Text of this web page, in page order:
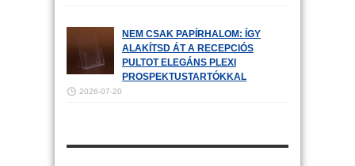
NEM CSAK PAPÍRHALOM: ÍGY
ALAKÍTSD ÁT A RECEPCIÓS
PULTOT ELEGÁNS PLEXI
PROSPEKTUSTARTÓKKAL
2026-07-20